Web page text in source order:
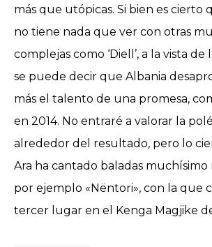
más que utópicas. Si bien es cierto
no tiene nada que ver con otras
complejas como ‘Diell’, a la vista
se puede decir que Albania
más el talento de una promesa,
en 2014. No entraré a valorar la
alrededor del resultado, pero lo
Ara ha cantado baladas muchísimo
por ejemplo «Nëntori», con la que
tercer lugar en el Kenga Magjike